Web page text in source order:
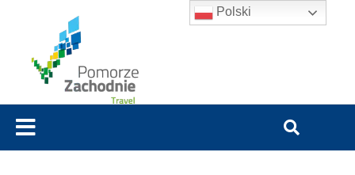
Polski